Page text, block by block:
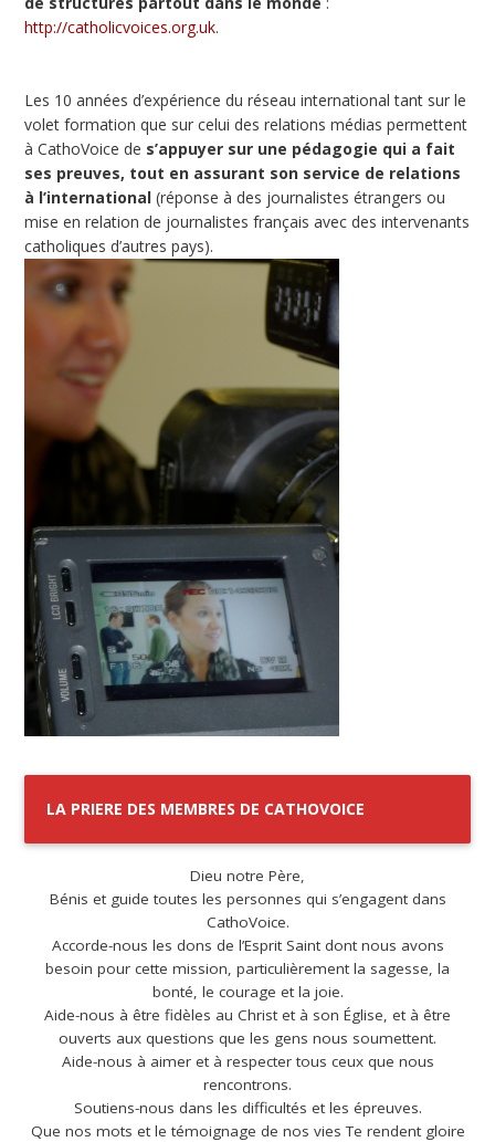
http://catholicvoices.org.uk.
Les 10 années d’expérience du réseau international tant sur le
volet formation que sur celui des relations médias permettent
à CathoVoice de s’appuyer sur une pédagogie qui a fait
ses preuves, tout en assurant son service de relations
à l’international (réponse à des journalistes étrangers ou
mise en relation de journalistes français avec des intervenants
catholiques d’autres pays).
LA PRIERE DES MEMBRES DE CATHOVOICE
Dieu notre Père,
Bénis et guide toutes les personnes qui s’engagent dans
CathoVoice.
Accorde-nous les dons de l’Esprit Saint dont nous avons
besoin pour cette mission, particulièrement la sagesse, la
bonté, le courage et la joie.
Aide-nous à être fidèles au Christ et à son Église, et à être
ouverts aux questions que les gens nous soumettent.
Aide-nous à aimer et à respecter tous ceux que nous
rencontrons.
Soutiens-nous dans les difficultés et les épreuves.
Que nos mots et le témoignage de nos vies Te rendent gloire